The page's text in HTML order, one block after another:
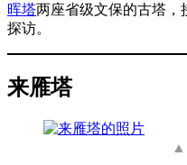
晖塔两座省级文保的古塔，
探访。
来雁塔